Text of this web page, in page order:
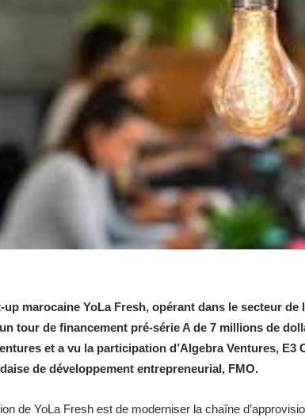
up marocaine YoLa Fresh, opérant dans le secteur de
tour de financement pré-série A de 7 millions de
et a vu la participation d’Algebra Ventures,
de développement entrepreneurial, FMO.
de YoLa Fresh est de moderniser la chaîne